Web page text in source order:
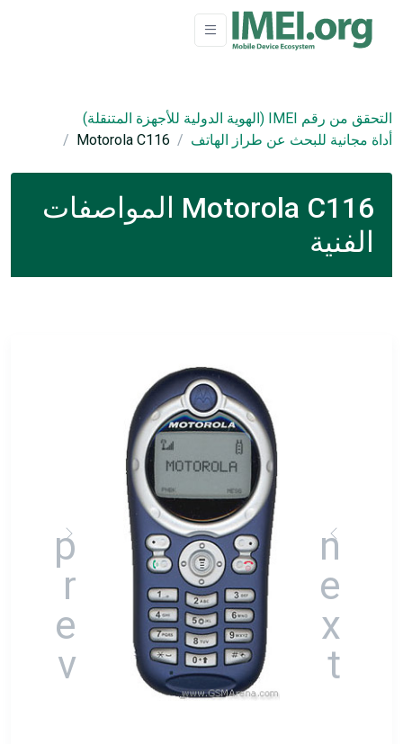
التحقق من رقم IMEI (الهوية الدولية للأجهزة المتنقلة)
أداة مجانية للبحث عن طراز الهاتف
Motorola C116
Motorola C116 المواصفات
الفنية